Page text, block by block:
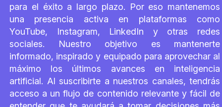
para el éxito a largo plazo. Por eso mantenemos
una presencia activa en plataformas como
YouTube, Instagram, LinkedIn y otras redes
sociales. Nuestro objetivo es mantenerte
informado, inspirado y equipado para aprovechar al
máximo los últimos avances en inteligencia
artificial. Al suscribirte a nuestros canales, tendrás
acceso a un flujo de contenido relevante y fácil de